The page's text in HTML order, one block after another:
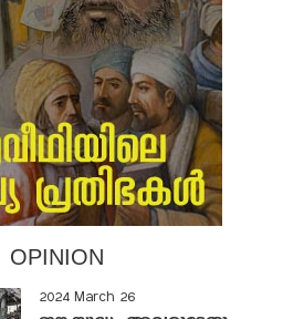
OPINION
2024 March 26